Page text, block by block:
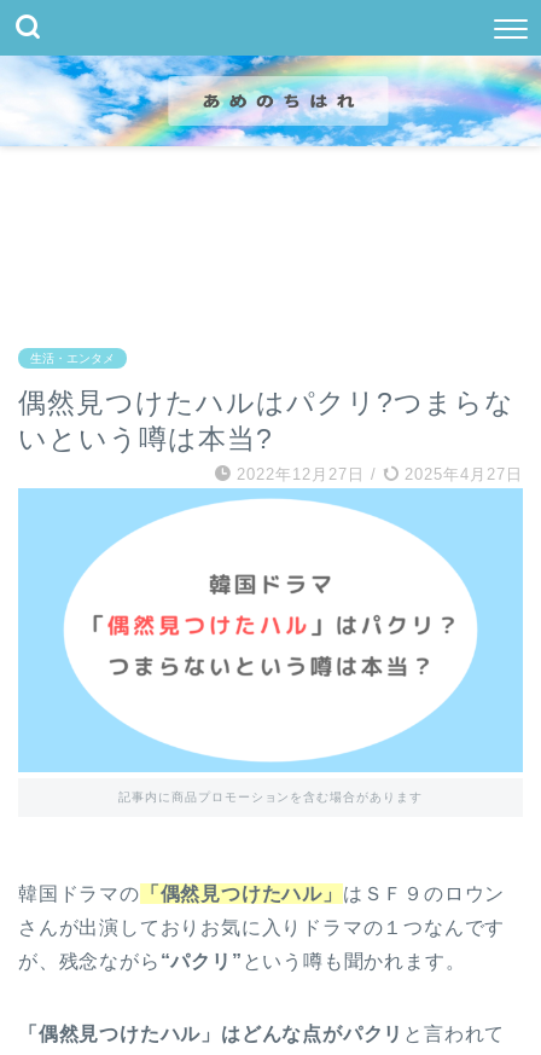
生活・エンタメ
偶然見つけたハルはパクリ?つまらな
いという噂は本当?
2022年12月27日 / 2025年4月27日
記事内に商品プロモーションを含む場合があります
韓国ドラマの 「偶然見つけたハル」 はＳＦ９のロウン
さんが出演しておりお気に入りドラマの１つなんです
が、残念ながら “パクリ” という噂も聞かれます。
「偶然見つけたハル」はどんな点がパクリ と言われて